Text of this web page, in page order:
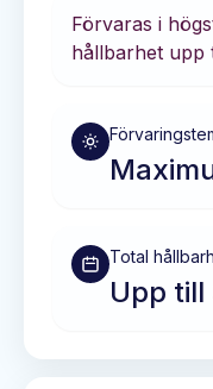
Förvaras i
hållbarhet upp
Total
Upp